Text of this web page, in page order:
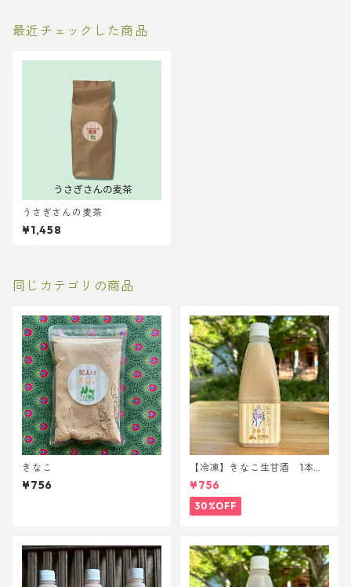
最近チェックした商品
うさぎさんの麦茶
¥1,458
同じカテゴリの商品
きなこ
¥756
【冷凍】きなこ生甘酒 1本
8/12まで
¥756
30%OFF